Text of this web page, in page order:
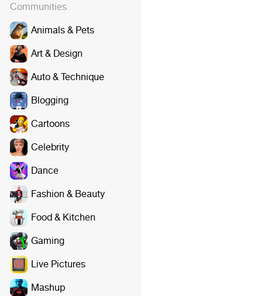
Communities
Animals & Pets
Art & Design
Auto & Technique
Blogging
Cartoons
Celebrity
Dance
Fashion & Beauty
Food & Kitchen
Gaming
Live Pictures
Mashup